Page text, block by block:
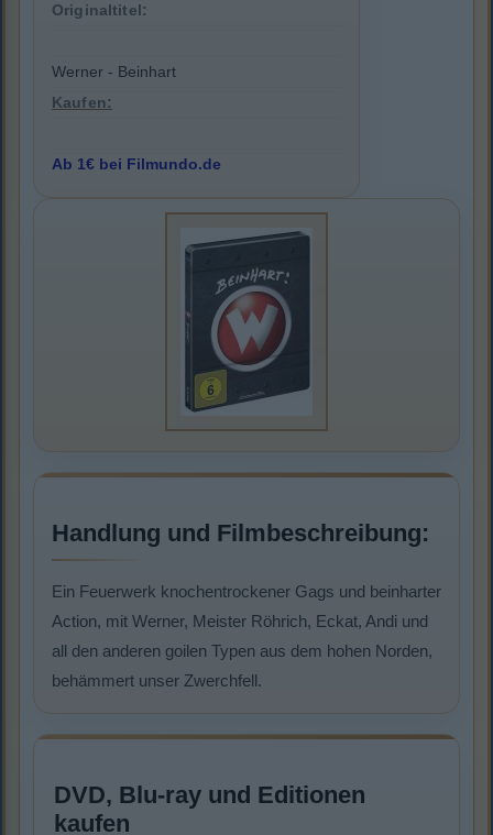
Originaltitel:
Werner - Beinhart
Kaufen:
Ab 1€ bei Filmundo.de
Handlung und Filmbeschreibung:
Ein Feuerwerk knochentrockener Gags und beinharter
Action, mit Werner, Meister Röhrich, Eckat, Andi und
all den anderen goilen Typen aus dem hohen Norden,
behämmert unser Zwerchfell.
DVD, Blu-ray und Editionen
kaufen